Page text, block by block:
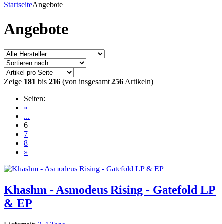
StartseiteAngebote
Angebote
Zeige 181 bis 216 (von insgesamt 256 Artikeln)
Seiten:
«
...
6
7
8
»
Khashm - Asmodeus Rising - Gatefold LP
& EP